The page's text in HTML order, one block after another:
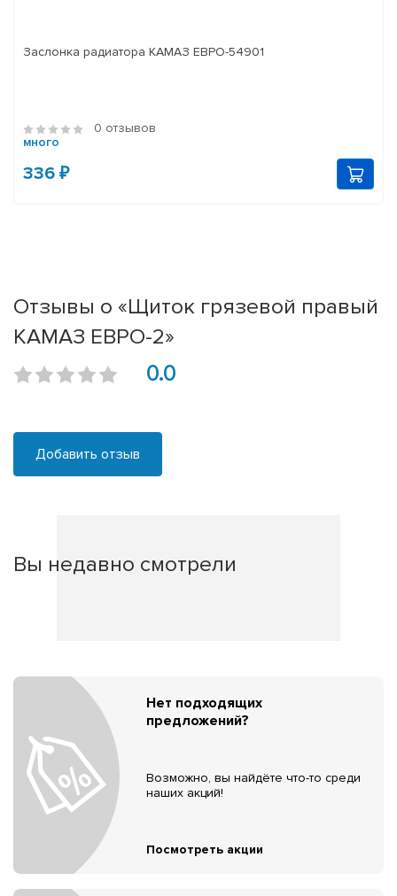
Заслонка радиатора КАМАЗ ЕВРО-54901
0 отзывов
много
336 ₽
Отзывы о «Щиток грязевой правый
КАМАЗ ЕВРО-2»
0.0
Добавить отзыв
Вы недавно смотрели
Нет подходящих
предложений?
Возможно, вы найдёте что-то среди
наших акций!
Посмотреть акции